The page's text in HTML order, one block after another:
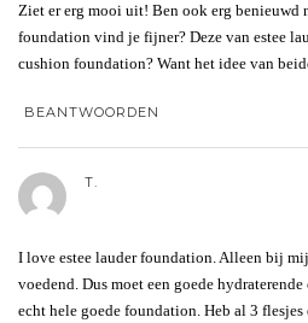
Ziet er erg mooi uit! Ben ook erg benieuwd
foundation vind je fijner? Deze van estee
cushion foundation? Want het idee van
BEANTWOORDEN
T.
I love estee lauder foundation. Alleen bij
voedend. Dus moet een goede
echt hele goede foundation. Heb al 3